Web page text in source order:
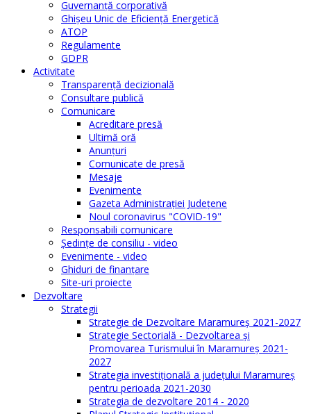
Guvernanță corporativă
Ghişeu Unic de Eficienţă Energetică
ATOP
Regulamente
GDPR
Activitate
Transparenţă decizională
Consultare publică
Comunicare
Acreditare presă
Ultimă oră
Anunţuri
Comunicate de presă
Mesaje
Evenimente
Gazeta Administraţiei Judeţene
Noul coronavirus "COVID-19"
Responsabili comunicare
Şedinţe de consiliu - video
Evenimente - video
Ghiduri de finanţare
Site-uri proiecte
Dezvoltare
Strategii
Strategie de Dezvoltare Maramureș 2021-2027
Strategie Sectorială - Dezvoltarea și
Promovarea Turismului în Maramureș 2021-
2027
Strategia investiţională a județului Maramureș
pentru perioada 2021-2030
Strategia de dezvoltare 2014 - 2020